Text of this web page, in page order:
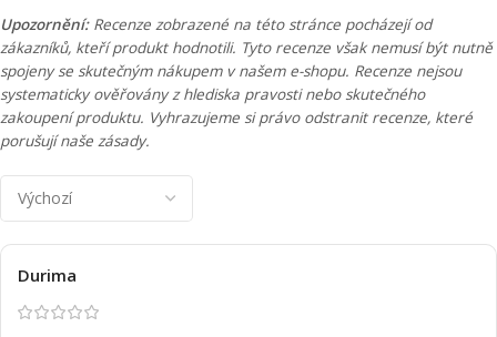
Upozornění:Recenze zobrazené na této stránce pocházejí od
zákazníků, kteří produkt hodnotili. Tyto recenze však nemusí být nutně
spojeny se skutečným nákupem v našem e-shopu. Recenze nejsou
systematicky ověřovány z hlediska pravosti nebo skutečného
zakoupení produktu. Vyhrazujeme si právo odstranit recenze, které
porušují naše zásady.
Durima